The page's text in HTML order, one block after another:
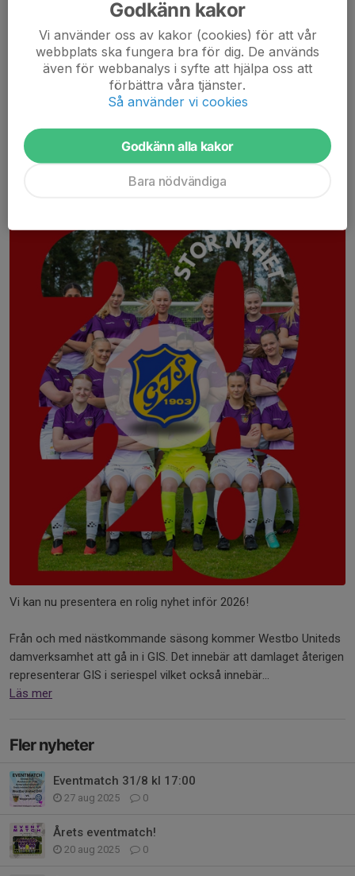
Tobias Larsson är 37 år, född och uppvuxen i Skeppshult där
han också...
Westbo United spelar för GIS från
2026 🤝⚽
27 dec 2025 0 kommentarer
Vi kan nu presentera en rolig nyhet inför 2026!
Från och med nästkommande säsong kommer Westbo Uniteds
damverksamhet att gå in i GIS. Det innebär att damlaget återigen
representerar GIS i seriespel vilket också innebär...
Läs mer
Fler nyheter
Eventmatch 31/8 kl 17:00
27 aug 2025 0
Årets eventmatch!
20 aug 2025 0
Godkänn kakor
Vi använder oss av kakor (cookies) för att vår
webbplats ska fungera bra för dig. De används
även för webbanalys i syfte att hjälpa oss att
förbättra våra tjänster.
Så använder vi cookies
Godkänn alla kakor
Bara nödvändiga